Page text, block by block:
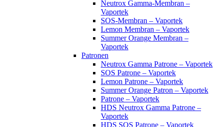
Neutrox Gamma-Membran –
Vaportek
SOS-Membran – Vaportek
Lemon Membran – Vaportek
Summer Orange Membran –
Vaportek
Patronen
Neutrox Gamma Patrone – Vaportek
SOS Patrone – Vaportek
Lemon Patrone – Vaportek
Summer Orange Patron – Vaportek
Patrone – Vaportek
HDS Neutrox Gamma Patrone –
Vaportek
HDS SOS Patrone – Vaportek